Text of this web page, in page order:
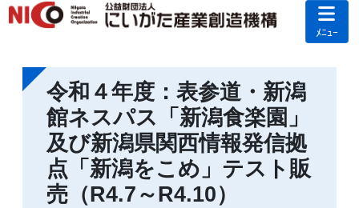
ﾒﾆｭｰ
令和４年度：表参道・新潟
館ネスパス「新潟食楽園」
及び新潟県関西情報発信拠
点「新潟をこめ」テスト販
売（R4.7～R4.10）